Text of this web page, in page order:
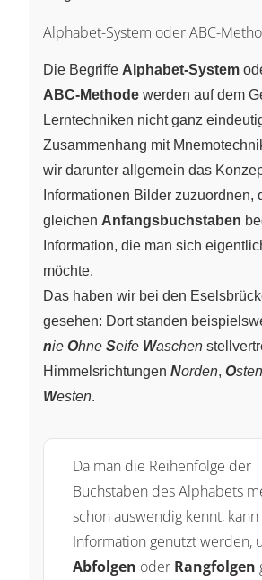
Alphabet-System oder ABC-
Die Begriffe Alphabet‑System
ABC‑Methode werden auf dem
Lerntechniken nicht ganz
Zusammenhang mit
wir darunter allgemein das
Informationen Bilder zuzuordnen,
gleichen Anfangsbuchstaben
Information, die man sich
möchte.
Das haben wir bei den
gesehen: Dort standen
nie Ohne Seife Waschen
Himmelsrichtungen Norden, Osten
Westen.
Da man die Reihenfolge der
Buchstaben des Alphabets
schon auswendig kennt,
Information genutzt werden,
Abfolgen oder Rangfolgen